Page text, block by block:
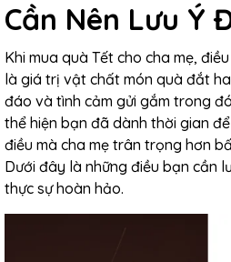
Cần Nên Lưu Ý
Khi mua quà Tết cho cha mẹ,
là giá trị vật chất món quà đắt
đáo và tình cảm gửi gắm trong
thể hiện bạn đã dành thời gian
điều mà cha mẹ trân trọng hơn
Dưới đây là những điều bạn cần
thực sự hoàn hảo.